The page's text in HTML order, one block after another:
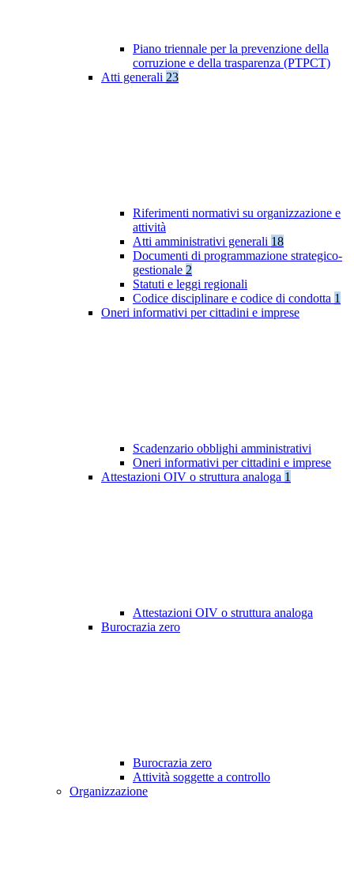
Piano triennale per la prevenzione della
corruzione e della trasparenza (PTPCT)
Atti generali 23
Riferimenti normativi su organizzazione e
attività
Atti amministrativi generali 18
Documenti di programmazione strategico-
gestionale 2
Statuti e leggi regionali
Codice disciplinare e codice di condotta 1
Oneri informativi per cittadini e imprese
Scadenzario obblighi amministrativi
Oneri informativi per cittadini e imprese
Attestazioni OIV o struttura analoga 1
Attestazioni OIV o struttura analoga
Burocrazia zero
Burocrazia zero
Attività soggette a controllo
Organizzazione